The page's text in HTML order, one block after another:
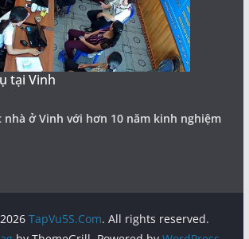
tại Vinh
nhà ở Vinh với hơn 10 năm kinh nghiệm
TapVu5S.Com. All rights reserved.